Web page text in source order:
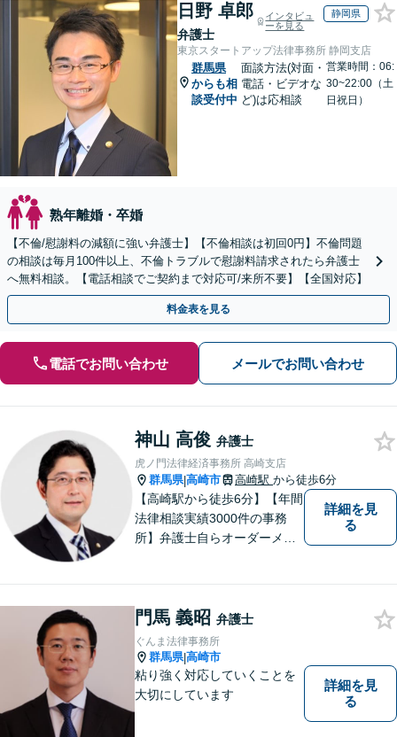
日野 卓郎
弁護士
インタビュ
ーを見る
静岡県
東京スタートアップ法律事務所 静岡支店
群馬県
からも相
談受付中
面談方法(対面・
電話・ビデオな
ど)は応相談
営業時間：06:
30~22:00（土
日祝日）
熟年離婚・卒婚
【不倫/慰謝料の減額に強い弁護士】【不倫相談は初回0円】不倫問題
の相談は毎月100件以上、不倫トラブルで慰謝料請求されたら弁護士
へ無料相談。【電話相談でご契約まで対応可/来所不要】【全国対応】
料金表を見る
電話でお問い合わせ メールでお問い合わせ
神山 高俊 弁護士
虎ノ門法律経済事務所 高崎支店
群馬県|高崎市 高崎駅 から徒歩6分
【高崎駅から徒歩6分】【年間
法律相談実績3000件の事務
所】弁護士自らオーダーメイ
とまずはご相談ください！
【土日祝日・夜間も対応可
能】
詳細を見
る
門馬 義昭 弁護士
ぐんま法律事務所
群馬県|高崎市
粘り強く対応していくことを
大切にしています
詳細を見
る